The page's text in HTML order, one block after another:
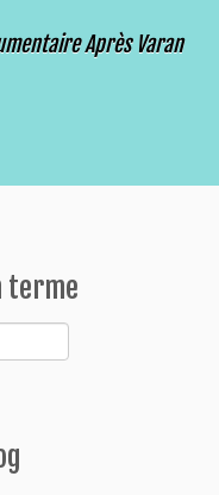
Après Varan
terme